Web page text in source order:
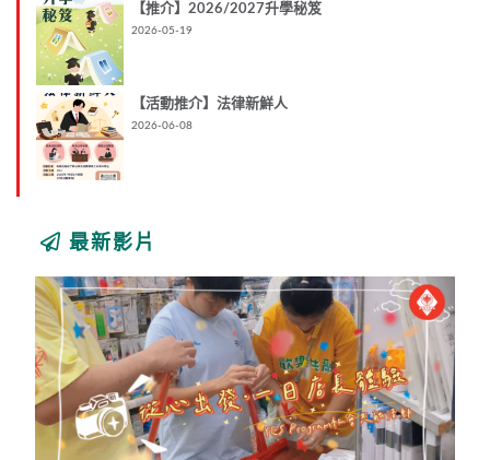
【推介】2026/2027升學秘笈
2026-05-19
【活動推介】法律新鮮人
2026-06-08
最新影片